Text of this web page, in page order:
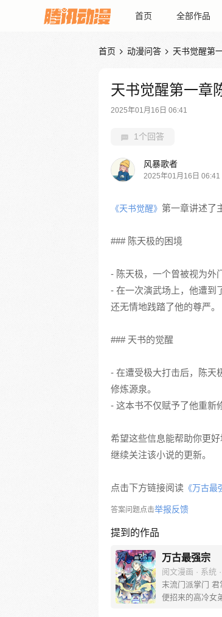
首页 全部作品
首页  动漫问答  天书觉醒第
天书觉醒第一章
2025年01月16日 06:41
1个回答
风暴歌者
2025年01月16日 06:41
《天书觉醒》 第一章讲述了
### 陈天极的困境
- 陈天极，一个曾被视为外
- 在一次演武场上，他遭到
还无情地践踏了他的尊严。
### 天书的觉醒
- 在遭受极大打击后，陈天
修炼源泉。
- 这本书不仅赋予了他重新
希望这些信息能帮助你更
继续关注该小说的更新。
点击下方链接阅读 《万古最
答案问题点击举报反馈
提到的作品
万古最强宗
阅文漫画 · 系统
末流门派掌门
便招来的高冷女